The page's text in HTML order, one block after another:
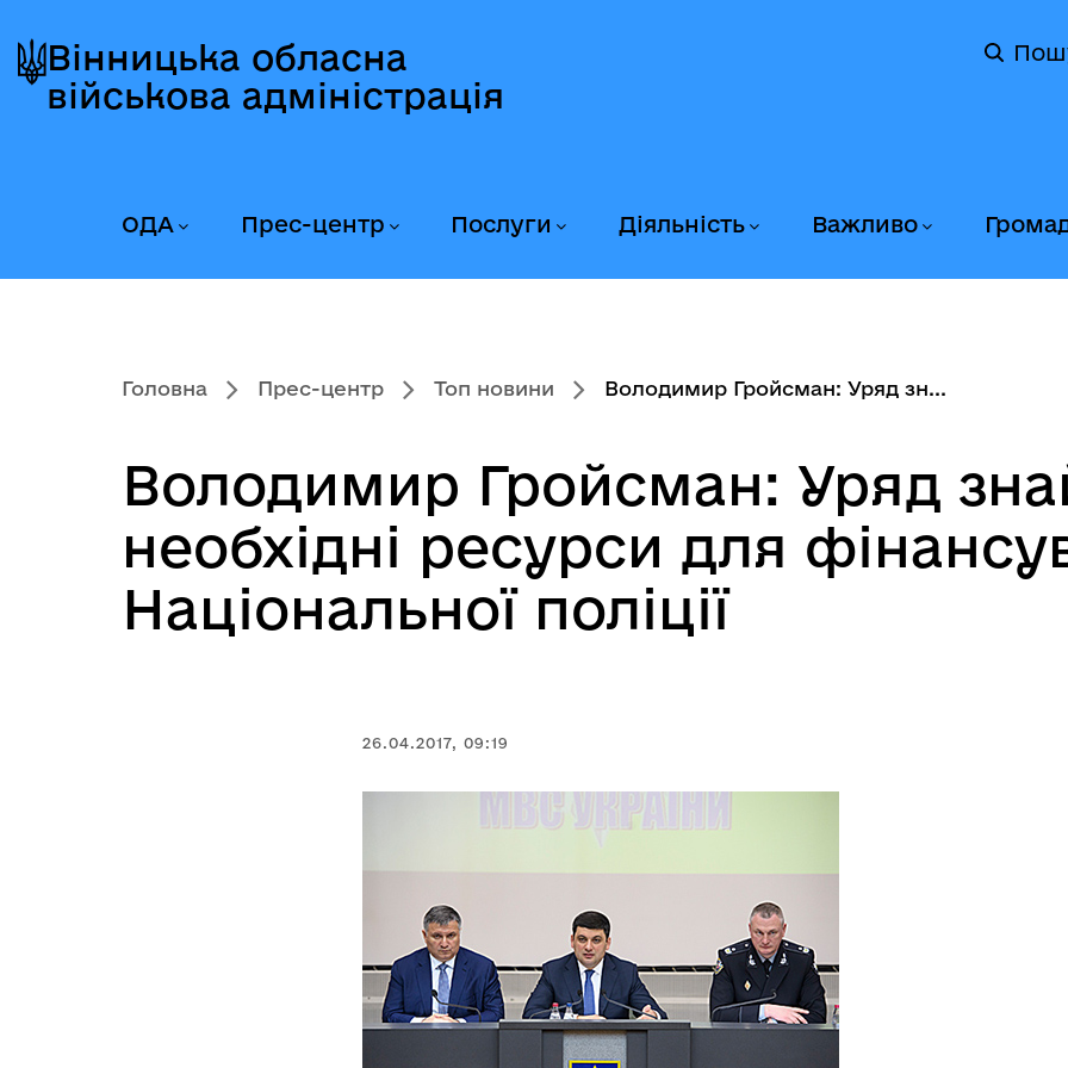
до
головного
до
головного
вмісту
до
головного
колонтитула
Вінницька обласна
військова адміністрація
ОДА Прес-центр Послуги Діяльність Важливо
Головна Прес-центр Топ новини Володимир Гройсман: Уряд зн...
Володимир Гройсман: Уряд
необхідні ресурси для
Національної поліції
26.04.2017, 09:19